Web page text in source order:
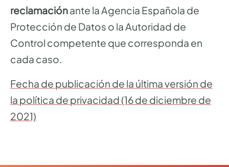
reclamaciónante la Agencia Española de
Protección de Datos o la Autoridad de
Control competente que corresponda en
cada caso.
Fecha de publicación de la última versión de
la política de privacidad (16 de diciembre de
2021)